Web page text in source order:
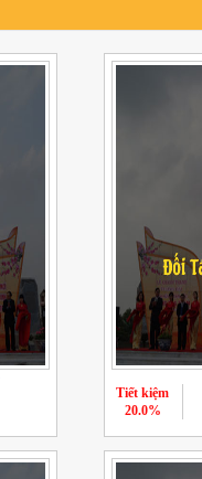
Tiết kiệm
20.0%